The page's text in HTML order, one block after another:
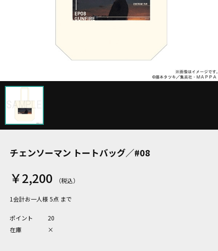
チェンソーマン トートバッグ／#08
￥2,200
1会計お一人様 5点 まで
ポイント
20
在庫
×